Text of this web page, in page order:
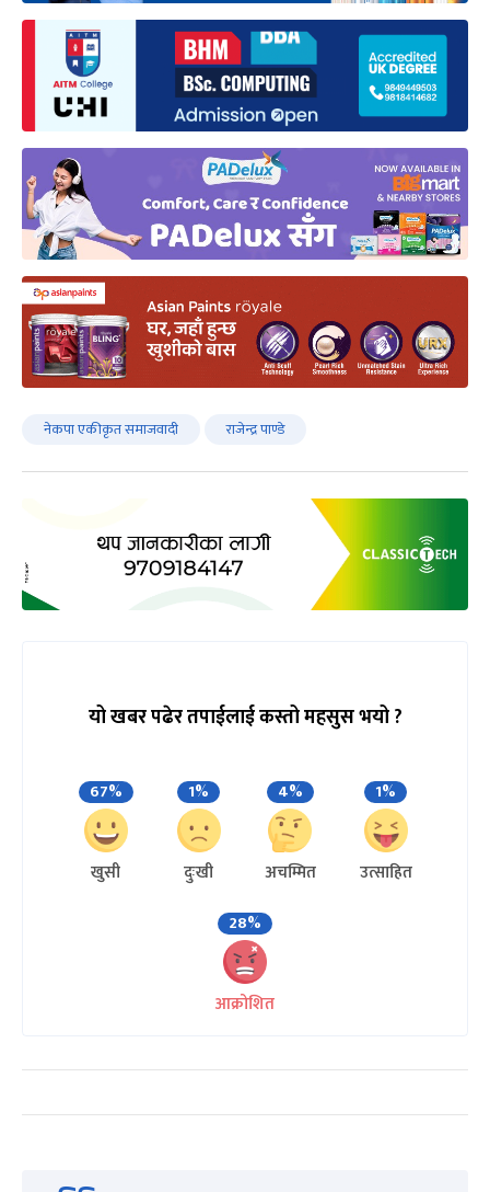
नेकपा एकीकृत समाजवादी राजेन्द्र पाण्डे
यो खबर पढेर तपाईलाई कस्तो महसुस भयो ?
67%
खुसी
1%
दुःखी
4%
अचम्मित
1%
उत्साहित
28%
आक्रोशित